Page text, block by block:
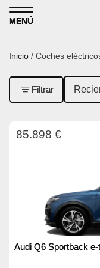
Skip to content
MENÚ
Inicio / Coches
Filtrar
85.898 €
Audi Q6 Sportback